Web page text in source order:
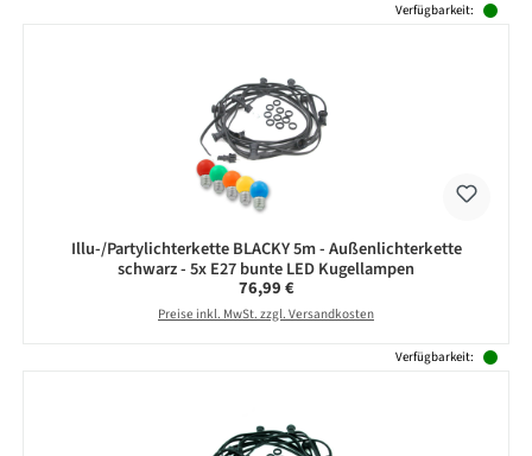
Verfügbarkeit:
Illu-/Partylichterkette BLACKY 5m - Außenlichterkette
schwarz - 5x E27 bunte LED Kugellampen
Regulärer Preis:
76,99 €
Preise inkl. MwSt. zzgl. Versandkosten
Verfügbarkeit: